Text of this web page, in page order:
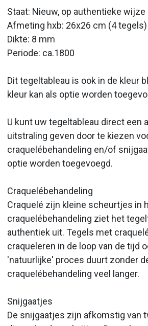
Staat: Nieuw, op authentieke
Afmeting hxb: 26x26 cm (4 tegels)
Dikte: 8 mm
Periode: ca.1800
Dit tegeltableau is ook in de kleur
kleur kan als optie worden
U kunt uw tegeltableau direct een
uitstraling geven door te kiezen
craquelébehandeling en/of
optie worden toegevoegd.
Craquelébehandeling
Craquelé zijn kleine scheurtjes in
craquelébehandeling ziet het
authentiek uit. Tegels met
craqueleren in de loop van de tijd
'natuurlijke' proces duurt zonder
craquelébehandeling veel langer.
Snijgaatjes
De snijgaatjes zijn afkomstig van